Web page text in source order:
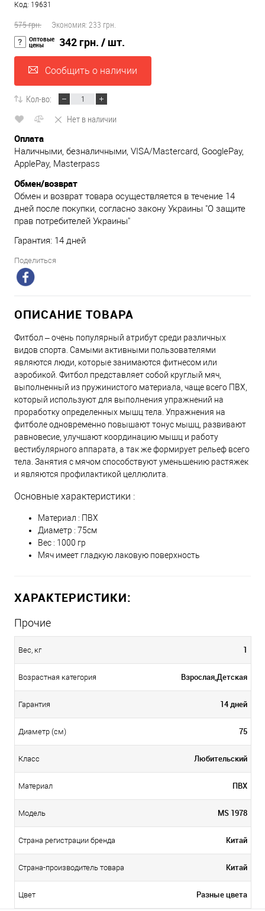
Код: 19631
575 грн. Экономия: 233 грн.
Оптовые
цены 342 грн. / шт.
Сообщить о наличии
Кол-во:
Нет в наличии
Оплата
Наличными, безналичными, VISA/Mastercard, GooglePay,
ApplePay, Masterpass
Обмен/возврат
Обмен и возврат товара осуществляется в течение 14
дней после покупки, согласно закону Украины "О защите
прав потребителей Украины"
Гарантия: 14 дней
Поделиться
ОПИСАНИЕ ТОВАРА
Фитбол – очень популярный атрибут среди различных
видов спорта. Самыми активными пользователями
являются люди, которые занимаются фитнесом или
аэробикой. Фитбол представляет собой круглый мяч,
выполненный из пружинистого материала, чаще всего ПВХ,
который используют для выполнения упражнений на
проработку определенных мышц тела. Упражнения на
фитболе одновременно повышают тонус мышц, развивают
равновесие, улучшают координацию мышц и работу
вестибулярного аппарата, а так же формирует рельеф всего
тела. Занятия с мячом способствуют уменьшению растяжек
и являются профилактикой целлюлита.
Основные характеристики :
Материал : ПВХ
Диаметр : 75см
Вес : 1000 гр
Мяч имеет гладкую лаковую поверхность
ХАРАКТЕРИСТИКИ:
Прочие
Вес, кг 1
Возрастная категория Взрослая,Детская
Гарантия 14 дней
Диаметр (см) 75
Класс Любительский
Материал ПВХ
Модель MS 1978
Страна регистрации бренда Китай
Страна-производитель товара Китай
Цвет Разные цвета